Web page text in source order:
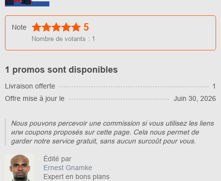
Note 5
Nombre de votants : 1
1 promos sont disponibles
Livraison offerte
1
Offre mise à jour le
Juin 30, 2026
Nous pouvons percevoir une commission si vous utilisez les liens
или coupons proposés sur cette page. Cela nous permet de
garder notre service gratuit, sans aucun surcoût pour vous.
Édité par
Ernest Gnamke
Expert en bons plans